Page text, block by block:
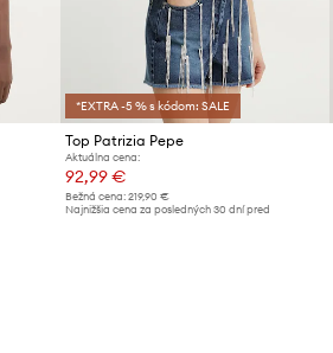
*EXTRA -5 % s kódom: SALE
Top Patrizia Pepe
Aktuálna cena:
92,99 €
Bežná cena: 219,90 €
Najnižšia cena za posledných 30 dní pred